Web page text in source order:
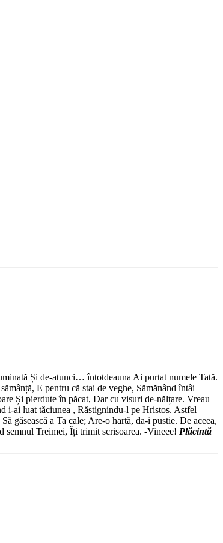
Și de-atunci… întotdeauna Ai purtat numele Tată.
E pentru că stai de veghe, Sămănând întâi
Și pierdute în păcat, Dar cu visuri de-nălțare. Vreau
i-ai luat tăciunea , Răstignindu-l pe Hristos. Astfel
găsească a Ta cale; Are-o hartă, da-i pustie. De aceea,
semnul Treimei, Îți trimit scrisoarea. -Vineee! Plăcintă